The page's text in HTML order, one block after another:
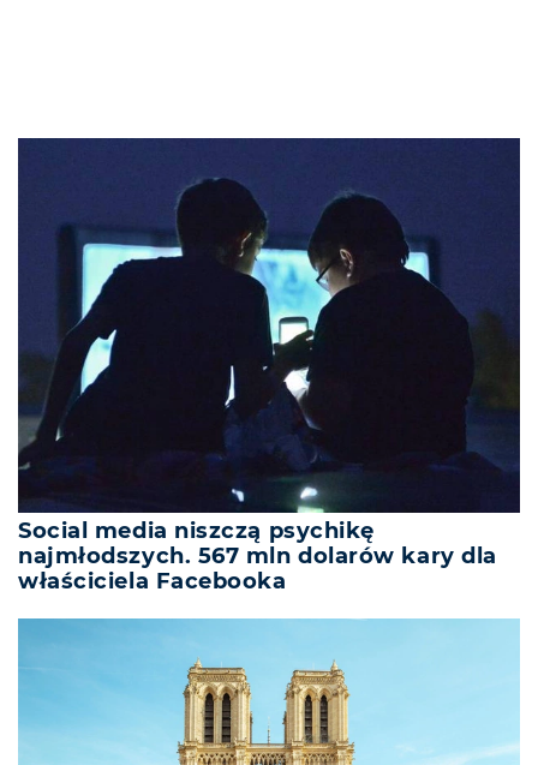
Social media niszczą psychikę
najmłodszych. 567 mln dolarów kary dla
właściciela Facebooka